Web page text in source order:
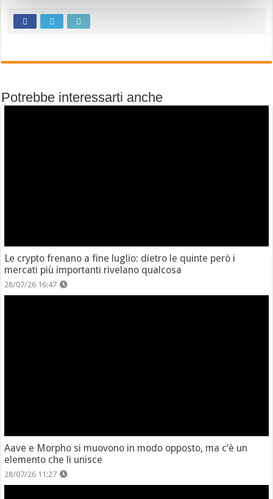
Potrebbe interessarti anche
Le crypto frenano a fine luglio: dietro le quinte però i
mercati più importanti rivelano qualcosa
28/07/26 16:47
Aave e Morpho si muovono in modo opposto, ma c’è un
elemento che li unisce
28/07/26 11:27